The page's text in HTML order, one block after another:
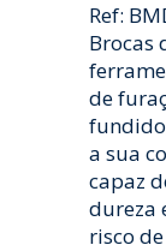
Ref:
Brocas
de
a sua
capaz
dureza
risco